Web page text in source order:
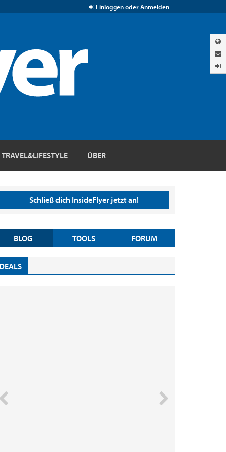
Einloggen oder Anmelden
TRAVEL&LIFESTYLE ÜBER
Schließ dich InsideFlyer jetzt an!
BLOG TOOLS FORUM
DEALS